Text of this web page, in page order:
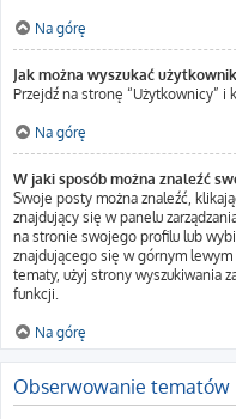
Na górę
Jak można wyszukać
Przejdź na stronę “Użytkownicy” i
Na górę
W jaki sposób można znaleźć
Swoje posty można znaleźć,
znajdujący się w panelu
na stronie swojego profilu lub
znajdującego się w górnym
tematy, użyj strony wyszukiwania
funkcji.
Na górę
Obserwowanie tematów